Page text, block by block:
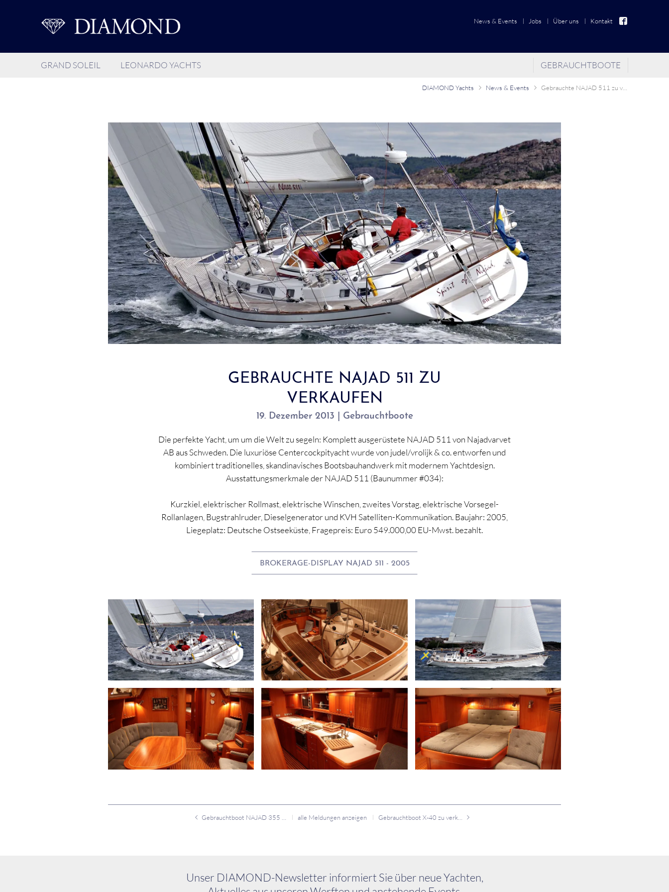
News & Events Jobs Über uns Kontakt
GRAND SOLEIL LEONARDO YACHTS GEBRAUCHTBOOTE
DIAMOND Yachts News & Events
GEBRAUCHTE NAJAD 511 ZU
VERKAUFEN
19. Dezember 2013 | Gebrauchtboote
Die perfekte Yacht, um um die Welt zu segeln: Komplett ausgerüstete NAJAD 511 von Najadvarvet
AB aus Schweden. Die luxuriöse Centercockpityacht wurde von judel/vrolijk & co. entworfen und
kombiniert traditionelles, skandinavisches Bootsbauhandwerk mit modernem Yachtdesign.
Ausstattungsmerkmale der NAJAD 511 (Baunummer #034):
Kurzkiel, elektrischer Rollmast, elektrische Winschen, zweites Vorstag, elektrische Vorsegel-
Rollanlagen, Bugstrahlruder, Dieselgenerator und KVH Satelliten-Kommunikation. Baujahr: 2005,
Liegeplatz: Deutsche Ostseeküste, Fragepreis: Euro 549.000,00 EU-Mwst. bezahlt.
BROKERAGE-DISPLAY NAJAD 511 - 2005
alle Meldungen anzeigen Gebrauchtboot X-40 zu verkaufen
Unser DIAMOND-Newsletter informiert Sie über neue Yachten,